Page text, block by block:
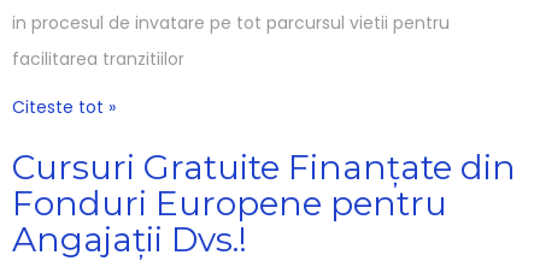
in procesul de invatare pe tot parcursul vietii pentru
facilitarea tranzitiilor
Citeste tot »
Cursuri Gratuite Finanțate din
Fonduri Europene pentru
Angajații Dvs.!